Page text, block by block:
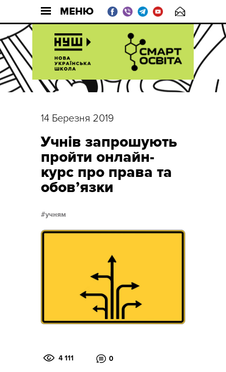
МЕНЮ
14 Березня 2019
Учнів запрошують
пройти онлайн-
курс про права та
обов’язки
учням
4 111 0